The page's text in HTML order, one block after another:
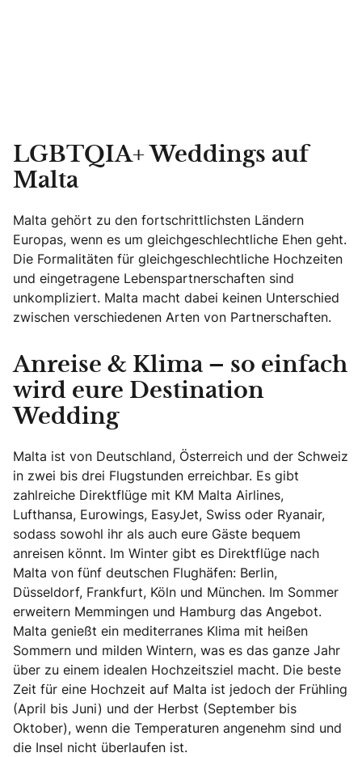
LGBTQIA+ Weddings auf
Malta
Malta gehört zu den fortschrittlichsten Ländern
Europas, wenn es um gleichgeschlechtliche Ehen geht.
Die Formalitäten für gleichgeschlechtliche Hochzeiten
und eingetragene Lebenspartnerschaften sind
unkompliziert. Malta macht dabei keinen Unterschied
zwischen verschiedenen Arten von Partnerschaften.
Anreise & Klima – so einfach
wird eure Destination
Wedding
Malta ist von Deutschland, Österreich und der Schweiz
in zwei bis drei Flugstunden erreichbar. Es gibt
zahlreiche Direktflüge mit KM Malta Airlines,
Lufthansa, Eurowings, EasyJet, Swiss oder Ryanair,
sodass sowohl ihr als auch eure Gäste bequem
anreisen könnt. Im Winter gibt es Direktflüge nach
Malta von fünf deutschen Flughäfen: Berlin,
Düsseldorf, Frankfurt, Köln und München. Im Sommer
erweitern Memmingen und Hamburg das Angebot.
Malta genießt ein mediterranes Klima mit heißen
Sommern und milden Wintern, was es das ganze Jahr
über zu einem idealen Hochzeitsziel macht. Die beste
Zeit für eine Hochzeit auf Malta ist jedoch der Frühling
(April bis Juni) und der Herbst (September bis
Oktober), wenn die Temperaturen angenehm sind und
die Insel nicht überlaufen ist.